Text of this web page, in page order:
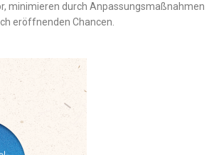
minimieren durch Anpassungsmaßnahmen
eröffnenden Chancen.